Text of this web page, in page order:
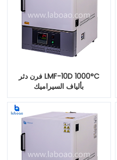
LMF-10D 1000°C فرن دثر
بألياف السيراميك